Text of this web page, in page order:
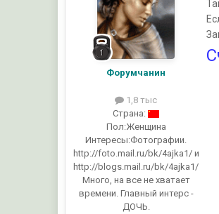
Форумчанин
1,8 тыс
Страна:
Пол:Женщина
Интересы:Фотографии.
http://foto.mail.ru/bk/4ajka1/ и
http://blogs.mail.ru/bk/4ajka1/
Много, на все не хватает
времени. Главный интерс -
ДОЧЬ.